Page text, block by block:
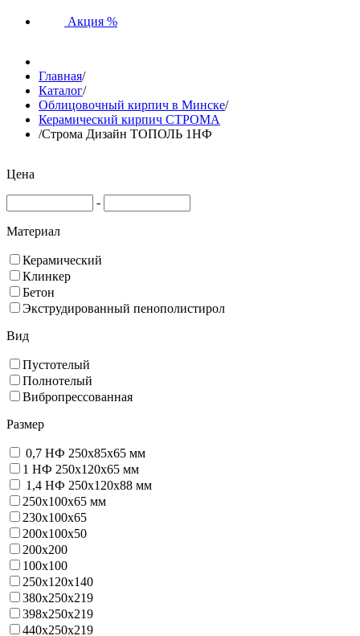
Акция %
Главная/
Каталог/
Облицовочный кирпич в Минске/
Керамический кирпич СТРОМА
/Строма Дизайн ТОПОЛЬ 1НФ
Цена
-
Материал
Керамический
Клинкер
Бетон
Экструдированный пенополистирол
Вид
Пустотелый
Полнотелый
Вибропрессованная
Размер
0,7 НФ 250х85х65 мм
1 НФ 250х120х65 мм
1,4 НФ 250х120х88 мм
250х100х65 мм
230х100х65
200x100x50
200х200
100х100
250х120х140
380х250х219
398х250х219
440х250х219